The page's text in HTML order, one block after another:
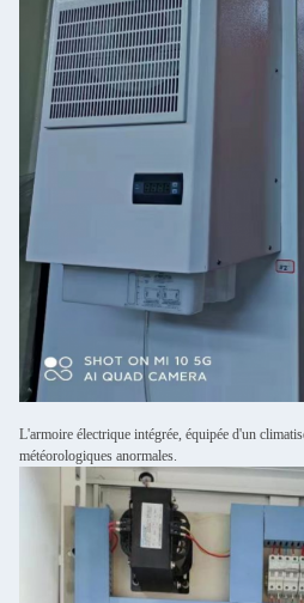
L'armoire électrique intégrée, équipée d'un
météorologiques anormales.